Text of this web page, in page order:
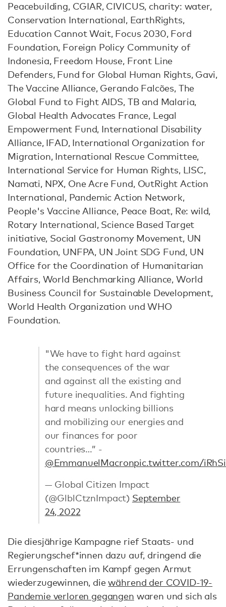
Peacebuilding, CGIAR, CIVICUS, charity: water,
Conservation International, EarthRights,
Education Cannot Wait, Focus 2030, Ford
Foundation, Foreign Policy Community of
Indonesia, Freedom House, Front Line
Defenders, Fund for Global Human Rights, Gavi,
The Vaccine Alliance, Gerando Falcões, The
Global Fund to Fight AIDS, TB and Malaria,
Global Health Advocates France, Legal
Empowerment Fund, International Disability
Alliance, IFAD, International Organization for
Migration, International Rescue Committee,
International Service for Human Rights, LISC,
Namati, NPX, One Acre Fund, OutRight Action
International, Pandemic Action Network,
People's Vaccine Alliance, Peace Boat, Re: wild,
Rotary International, Science Based Target
initiative, Social Gastronomy Movement, UN
Foundation, UNFPA, UN Joint SDG Fund, UN
Office for the Coordination of Humanitarian
Affairs, World Benchmarking Alliance, World
Business Council for Sustainable Development,
World Health Organization und WHO
Foundation.
"We have to fight hard against
the consequences of the war
and against all the existing and
future inequalities. And fighting
hard means unlocking billions
and mobilizing our energies and
our finances for poor
countries…” -
@EmmanuelMacronpic.twitter.com/
— Global Citizen Impact
(@GlblCtznImpact) September
24, 2022
Die diesjährige Kampagne rief Staats- und
Regierungschef*innen dazu auf, dringend die
Errungenschaften im Kampf gegen Armut
wiederzugewinnen, diewährend der COVID-19-
Pandemie verloren gegangen waren und sich als